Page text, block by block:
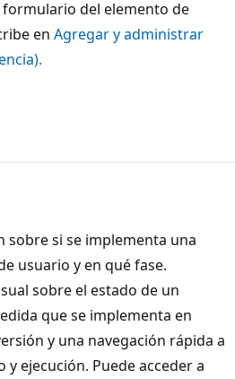
del elemento de
en Agregar y administrar
si se implementa una
usuario y en qué fase.
sobre el estado de un
que se implementa en
y una navegación rápida a
y ejecución. Puede acceder a